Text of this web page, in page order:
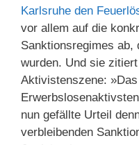
Karlsruhe den
vor allem auf die
Sanktionsregimes
wurden. Und sie
Aktivistenszene:
nun gefällte Urteil
verbleibenden